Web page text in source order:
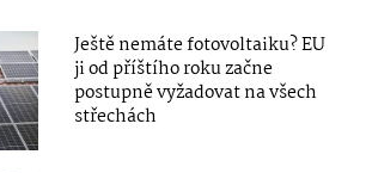
Ještě nemáte fotovoltaiku? EU
ji od příštího roku začne
postupně vyžadovat na všech
střechách